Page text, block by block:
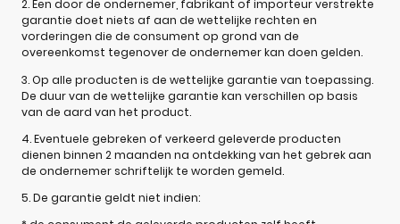
2. Een door de ondernemer, fabrikant of importeur verstrekte
garantie doet niets af aan de wettelijke rechten en
vorderingen die de consument op grond van de
overeenkomst tegenover de ondernemer kan doen gelden.
3. Op alle producten is de wettelijke garantie van toepassing.
De duur van de wettelijke garantie kan verschillen op basis
van de aard van het product.
4. Eventuele gebreken of verkeerd geleverde producten
dienen binnen 2 maanden na ontdekking van het gebrek aan
de ondernemer schriftelijk te worden gemeld.
5. De garantie geldt niet indien: